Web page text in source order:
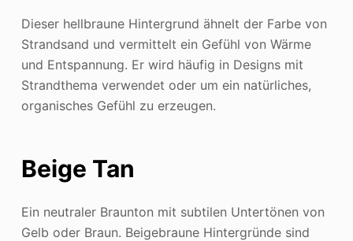
Dieser hellbraune Hintergrund ähnelt der Farbe von
Strandsand und vermittelt ein Gefühl von Wärme
und Entspannung. Er wird häufig in Designs mit
Strandthema verwendet oder um ein natürliches,
organisches Gefühl zu erzeugen.
Beige Tan
Ein neutraler Braunton mit subtilen Untertönen von
Gelb oder Braun. Beigebraune Hintergründe sind